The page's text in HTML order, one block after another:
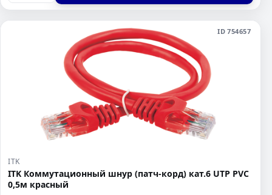
ID 754657
ITK
ITK Коммутационный шнур (патч-корд) кат.6 UTP PVC
0,5м красный